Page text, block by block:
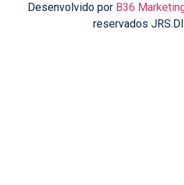
Desenvolvido por B36
reservados